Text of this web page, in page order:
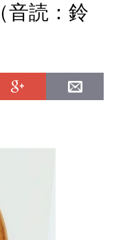
音読：鈴